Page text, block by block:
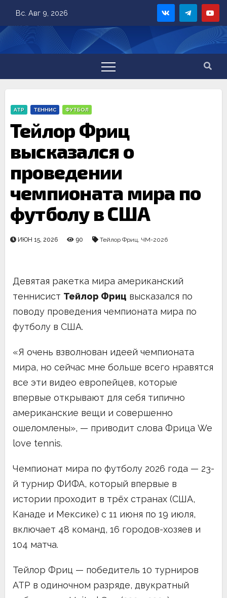
content
Вс. Авг 9, 2026
ATP ТЕННИС ФУТБОЛ
Тейлор Фриц
высказался о
проведении
чемпионата мира по
футболу в США
ИЮН 15, 2026 90 Тейлор Фриц, ЧМ-2026
Девятая ракетка мира американский
теннисист Тейлор Фриц высказался по
поводу проведения чемпионата мира по
футболу в США.
«Я очень взволнован идеей чемпионата
мира, но сейчас мне больше всего нравятся
все эти видео европейцев, которые
впервые открывают для себя типично
американские вещи и совершенно
ошеломлены», — приводит слова Фрица We
love tennis.
Чемпионат мира по футболу 2026 года — 23-
й турнир ФИФА, который впервые в
истории проходит в трёх странах (США,
Канаде и Мексике) с 11 июня по 19 июля,
включает 48 команд, 16 городов-хозяев и
104 матча.
Тейлор Фриц — победитель 10 турниров
ATP в одиночном разряде, двукратный